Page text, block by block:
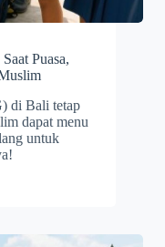
Puasa,
di Bali tetap
dapat menu
untuk